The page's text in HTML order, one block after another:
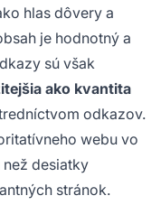
hlas dôvery a
je hodnotný a
sú však
ako kvantita
odkazov.
webu vo
desiatky
stránok.